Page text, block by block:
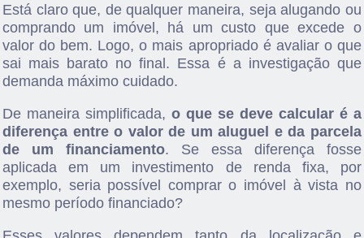
Está claro que, de qualquer maneira, seja alugando ou
comprando um imóvel, há um custo que excede o
valor do bem. Logo, o mais apropriado é avaliar o que
sai mais barato no final. Essa é a investigação que
demanda máximo cuidado.
De maneira simplificada, o que se deve calcular é a
diferença entre o valor de um aluguel e da parcela
de um financiamento. Se essa diferença fosse
aplicada em um investimento de renda fixa, por
exemplo, seria possível comprar o imóvel à vista no
mesmo período financiado?